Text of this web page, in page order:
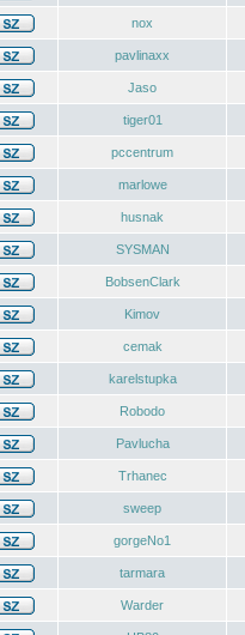
nox
pavlinaxx
Jaso
tiger01
pccentrum
marlowe
husnak
SYSMAN
BobsenClark
Kimov
cemak
karelstupka
Robodo
Pavlucha
Trhanec
sweep
gorgeNo1
tarmara
Warder